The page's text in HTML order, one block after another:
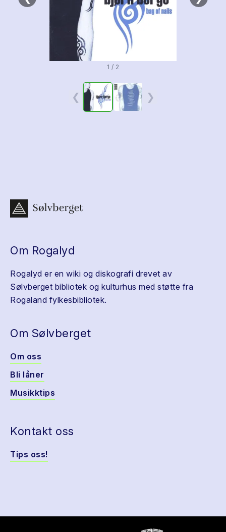
1 / 2
❮ ❯
Om Rogalyd
Rogalyd er en wiki og diskografi drevet av
Sølvberget bibliotek og kulturhus med støtte fra
Rogaland fylkesbibliotek.
Om Sølvberget
Om oss
Bli låner
Musikktips
Kontakt oss
Tips oss!